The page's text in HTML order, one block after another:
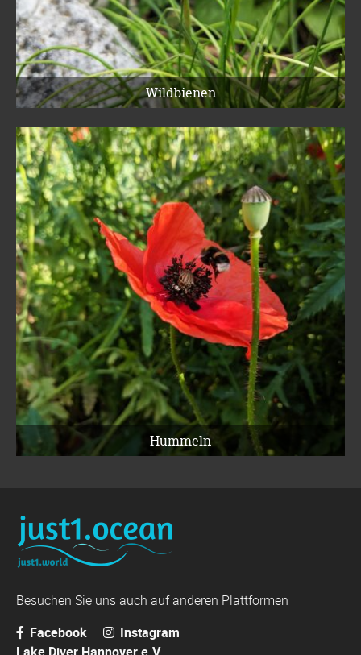
Wildbienen
Hummeln
Besuchen Sie uns auch auf anderen Plattformen
Facebook
Instagram